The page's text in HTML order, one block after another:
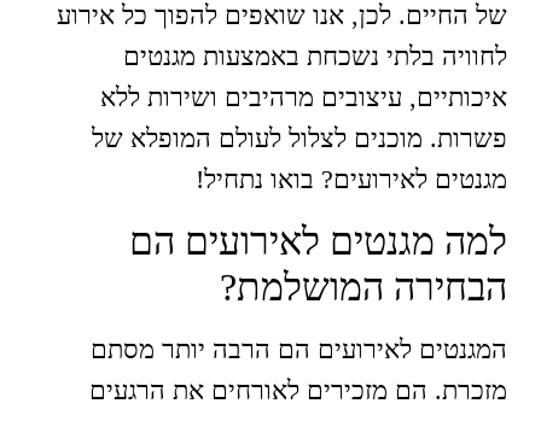
של החיים. לכן, אנו שואפים להפוך כל אירוע
לחוויה בלתי נשכחת באמצעות מגנטים
איכותיים, עיצובים מרהיבים ושירות ללא
פשרות. מוכנים לצלול לעולם המופלא של
מגנטים לאירועים? בואו נתחיל!
למה מגנטים לאירועים הם
הבחירה המושלמת?
המגנטים לאירועים הם הרבה יותר מסתם
מזכרת. הם מזכירים לאורחים את הרגעים